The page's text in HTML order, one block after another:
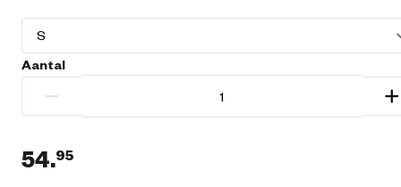
Aantal
− +
54.95